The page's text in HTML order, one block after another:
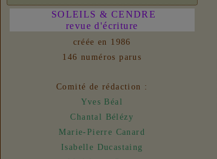
SOLEILS & CENDRE
revue d'écriture
créée en 1986
146 numéros parus
Comité de rédaction :
Yves Béal
Chantal Bélézy
Marie-Pierre Canard
Isabelle Ducastaing